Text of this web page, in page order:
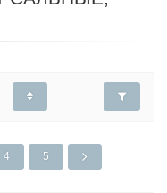
4 5